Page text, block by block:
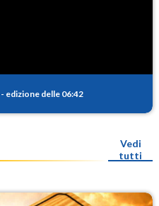
- edizione delle 06:42
Vedi
tutti